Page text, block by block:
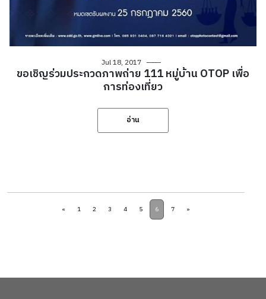
Jul 18, 2017
ขอเชิญร่วมประกวดภาพถ่าย 111 หมู่บ้าน OTOP เพื่อ
การท่องเที่ยว
อ่าน
« 1 2 3 4 5 6 7 »